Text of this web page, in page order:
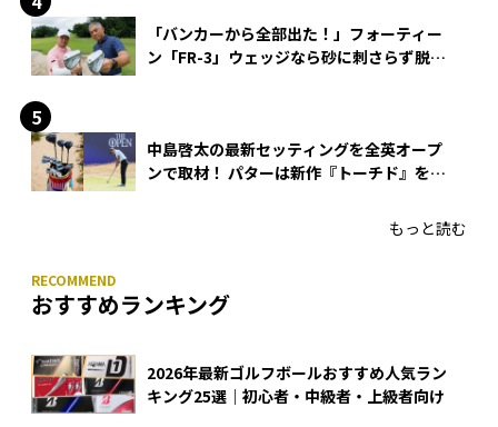
「バンカーから全部出た！」フォーティー
ン「FR-3」ウェッジなら砂に刺さらず脱出
中島啓太の最新セッティングを全英オープ
ンで取材！ パターは新作『トーチド』を投
もっと読む
おすすめランキング
2026年最新ゴルフボールおすすめ人気ラン
キング25選｜初心者・中級者・上級者向け